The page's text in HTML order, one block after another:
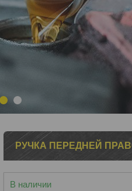
РУЧКА ПЕРЕДНЕЙ
В наличии